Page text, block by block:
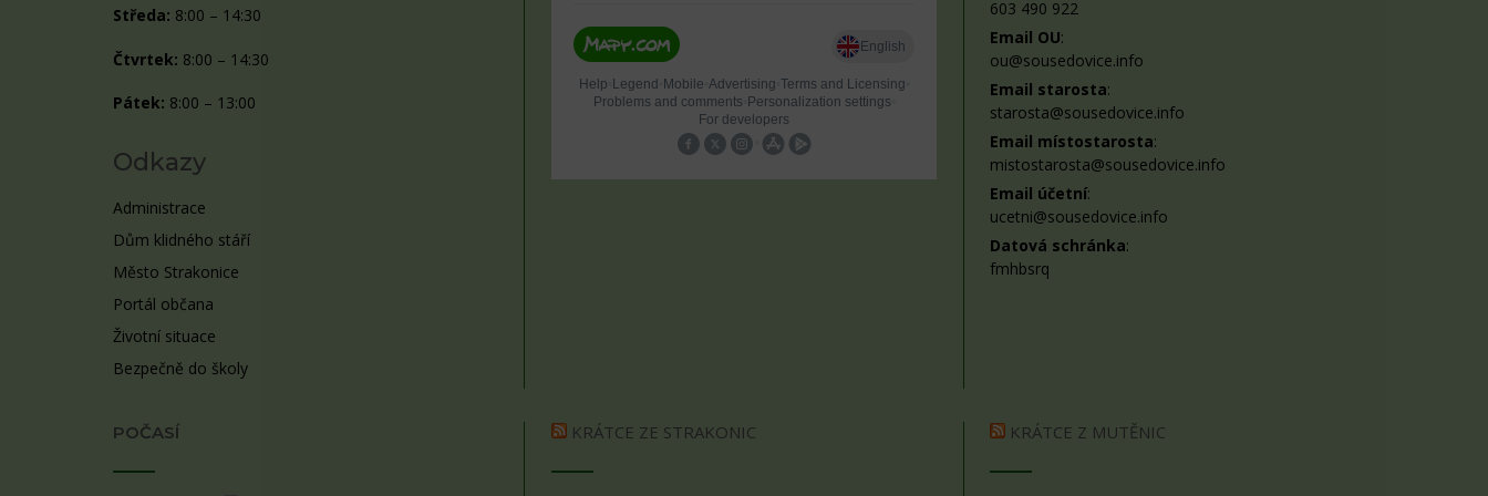
Středa: 8:00 – 14:30
Čtvrtek: 8:00 – 14:30
Pátek: 8:00 – 13:00
Odkazy
Administrace
Dům klidného stáří
Město Strakonice
Portál občana
Životní situace
Bezpečně do školy
603 490 922
Email OU:
ou@sousedovice.info
Email starosta:
starosta@sousedovice.info
Email místostarosta:
mistostarosta@sousedovice.info
Email účetní:
ucetni@sousedovice.info
Datová schránka:
fmhbsrq
POČASÍ KRÁTCE ZE STRAKONIC KRÁTCE Z MUTĚNIC